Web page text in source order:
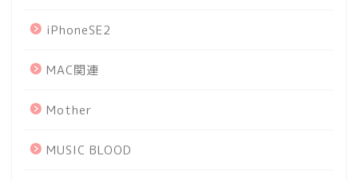
iPhoneSE2
MAC関連
Mother
MUSIC BLOOD